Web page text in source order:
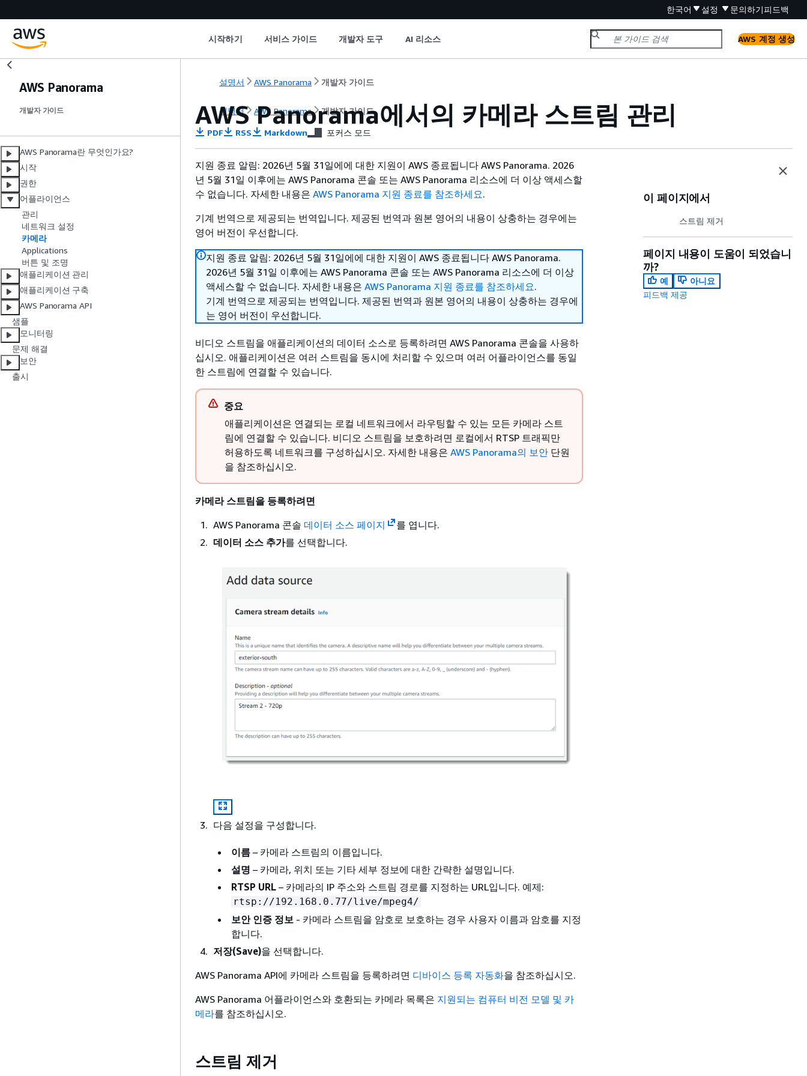
한국어 설정 문의하기피드백
시작하기 서비스 가이드 개발자 도구 AI 리소스 AWS 계정 생성
AWS Panorama
개발자 가이드
AWS Panorama란 무엇인가요?
시작
권한
어플라이언스
관리
네트워크 설정
카메라
Applications
버튼 및 조명
애플리케이션 관리
애플리케이션 구축
AWS Panorama API
샘플
모니터링
문제 해결
보안
출시
설명서 AWS Panorama 개발자 가이드
설명서 AWS Panorama 개발자 가이드
AWS Panorama에서의 카메라 스트림 관리
PDF RSS Markdown 포커스 모드
지원 종료 알림: 2026년 5월 31일에에 대한 지원이 AWS 종료됩니다 AWS Panorama. 2026
년 5월 31일 이후에는 AWS Panorama 콘솔 또는 AWS Panorama 리소스에 더 이상 액세스할
수 없습니다. 자세한 내용은 AWS Panorama 지원 종료를 참조하세요.
기계 번역으로 제공되는 번역입니다. 제공된 번역과 원본 영어의 내용이 상충하는 경우에는
영어 버전이 우선합니다.
지원 종료 알림: 2026년 5월 31일에에 대한 지원이 AWS 종료됩니다 AWS Panorama.
2026년 5월 31일 이후에는 AWS Panorama 콘솔 또는 AWS Panorama 리소스에 더 이상
액세스할 수 없습니다. 자세한 내용은 AWS Panorama 지원 종료를 참조하세요.
기계 번역으로 제공되는 번역입니다. 제공된 번역과 원본 영어의 내용이 상충하는 경우에
는 영어 버전이 우선합니다.
비디오 스트림을 애플리케이션의 데이터 소스로 등록하려면 AWS Panorama 콘솔을 사용하
십시오. 애플리케이션은 여러 스트림을 동시에 처리할 수 있으며 여러 어플라이언스를 동일
한 스트림에 연결할 수 있습니다.
중요
애플리케이션은 연결되는 로컬 네트워크에서 라우팅할 수 있는 모든 카메라 스트
림에 연결할 수 있습니다. 비디오 스트림을 보호하려면 로컬에서 RTSP 트래픽만
허용하도록 네트워크를 구성하십시오. 자세한 내용은 AWS Panorama의 보안 단원
을 참조하십시오.
카메라 스트림을 등록하려면
AWS Panorama 콘솔 데이터 소스 페이지
를 엽니다.
데이터 소스 추가를 선택합니다.
다음 설정을 구성합니다.
이름 – 카메라 스트림의 이름입니다.
설명 – 카메라, 위치 또는 기타 세부 정보에 대한 간략한 설명입니다.
RTSP URL – 카메라의 IP 주소와 스트림 경로를 지정하는 URL입니다. 예제:
rtsp://192.168.0.77/live/mpeg4/
보안 인증 정보 - 카메라 스트림을 암호로 보호하는 경우 사용자 이름과 암호를 지정
합니다.
저장(Save)을 선택합니다.
AWS Panorama API에 카메라 스트림을 등록하려면 디바이스 등록 자동화을 참조하십시오.
AWS Panorama 어플라이언스와 호환되는 카메라 목록은 지원되는 컴퓨터 비전 모델 및 카
메라를 참조하십시오.
스트림 제거
이 페이지에서
스트림 제거
페이지 내용이 도움이 되었습니
까?
예
아니요
피드백 제공